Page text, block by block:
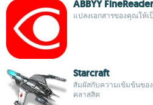
ABBYY
แปลงเอกสารของคุณให้เ
Starcraft
สัมผัสกับความเข้มข้นขอ
คลาสสิค